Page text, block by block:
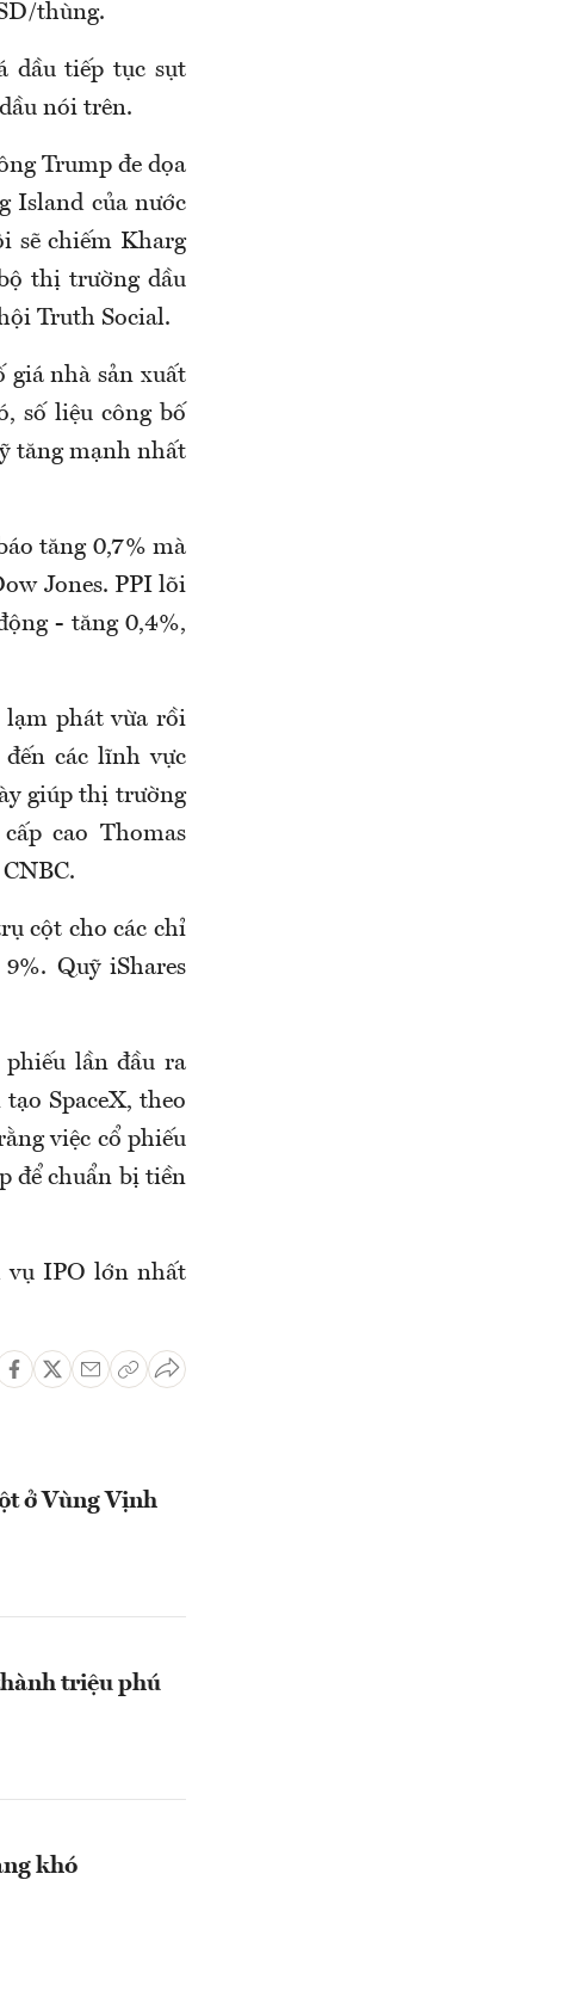
thùng.
dầu tiếp tục sụt
nói trên.
Trump đe dọa
Island của nước
sẽ chiếm Kharg
thị trường dầu
Truth Social.
giá nhà sản xuất
số liệu công bố
tăng mạnh nhất
tăng 0,7% mà
Jones. PPI lõi
- tăng 0,4%,
lạm phát vừa rồi
các lĩnh vực
giúp thị trường
cao Thomas
cột cho các chỉ
Quỹ iShares
lần đầu ra
SpaceX, theo
việc cổ phiếu
để chuẩn bị tiền
vụ IPO lớn nhất
ở Vùng Vịnh
triệu phú
khó